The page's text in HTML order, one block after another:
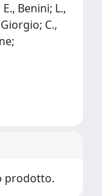
Benini; L.,
C.,
prodotto.